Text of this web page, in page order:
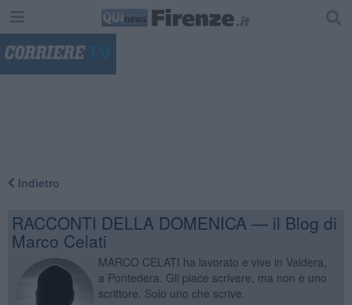
Indietro
RACCONTI DELLA DOMENICA — il Blog di
Marco Celati
MARCO CELATI ha lavorato e vive in Valdera,
a Pontedera. Gli piace scrivere, ma non è uno
scrittore. Solo uno che scrive.